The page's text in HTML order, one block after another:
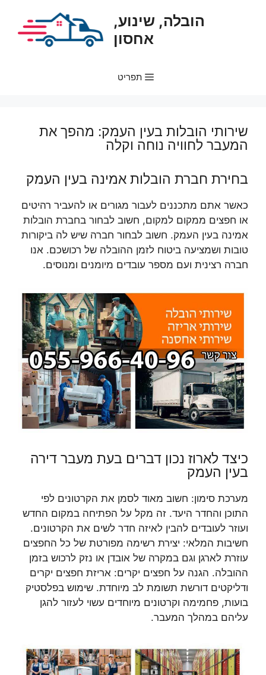
הובלה, שינוע,
אחסון
תפריט
שירותי הובלות בעין העמק: מהפך את
המעבר לחוויה נוחה וקלה
בחירת חברת הובלות אמינה בעין העמק
כאשר אתם מתכננים לעבור מגורים או להעביר רהיטים
או חפצים ממקום למקום, חשוב לבחור בחברת הובלות
אמינה בעין העמק. חשוב לבחור חברה שיש לה ביקורות
טובות ושמציעה ביטוח לזמן ההובלה של רכושכם. אנו
חברה רצינית ועם מספר עובדים מיומנים ומנוסים.
כיצד לארוז נכון דברים בעת מעבר דירה
בעין העמק
מערכת סימון: חשוב מאוד לסמן את הקרטונים לפי
התוכן והחדר היעד. זה מקל על הפתיחה במקום החדש
ועוזר לעובדים להבין לאיזה חדר לשים את הקרטונים.
חשיבות המלאי: יצירת רשימה מפורטת של כל החפצים
עוזרת לארגן וגם במקרה של אובדן או נזק לרכוש בזמן
ההובלה. הגנה על חפצים יקרים: אריזת חפצים יקרים
ודליקטים דורשת תשומת לב מיוחדת. שימוש בפלסטיק
בועות, פחמימה וקרטונים מיוחדים עשוי לעזור להגן
עליהם במהלך המעבר.